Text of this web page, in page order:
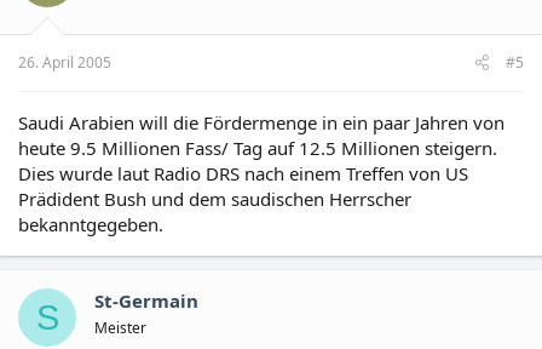
26. April 2005 #5
Saudi Arabien will die Fördermenge in ein paar Jahren von
heute 9.5 Millionen Fass/ Tag auf 12.5 Millionen steigern.
Dies wurde laut Radio DRS nach einem Treffen von US
Prädident Bush und dem saudischen Herrscher
bekanntgegeben.
S St-Germain
Meister